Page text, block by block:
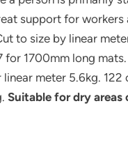
support for workers
to size by linear
for 1700mm long
meter 5.6kg. 122
Suitable for dry areas